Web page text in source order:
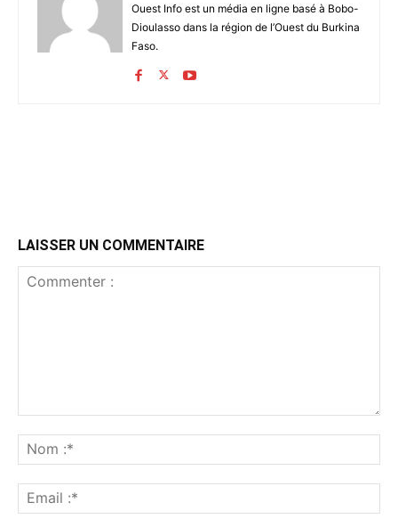
Ouest Info est un média en ligne basé à Bobo-
Dioulasso dans la région de l’Ouest du Burkina
Faso.
LAISSER UN COMMENTAIRE
:*
:*